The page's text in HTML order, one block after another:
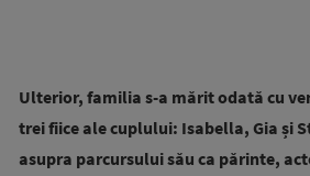
Ulterior, familia s-a mărit odată cu
trei fiice ale cuplului: Isabella, Gia și
asupra parcursului său ca părinte,